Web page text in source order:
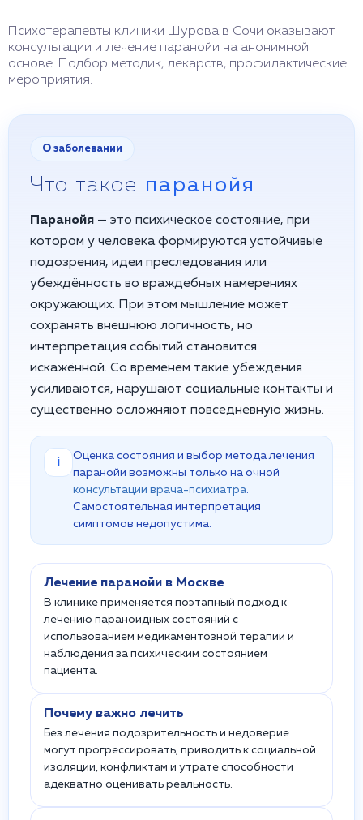
Психотерапевты клиники Шурова в Сочи оказывают
консультации и лечение паранойи на анонимной
основе. Подбор методик, лекарств, профилактические
мероприятия.
О заболевании
Что такое паранойя
Паранойя — это психическое состояние, при
котором у человека формируются устойчивые
подозрения, идеи преследования или
убеждённость во враждебных намерениях
окружающих. При этом мышление может
сохранять внешнюю логичность, но
интерпретация событий становится
искажённой. Со временем такие убеждения
усиливаются, нарушают социальные контакты и
существенно осложняют повседневную жизнь.
i
Оценка состояния и выбор метода лечения
паранойи возможны только на очной
консультации врача-психиатра.
Самостоятельная интерпретация
симптомов недопустима.
Лечение паранойи в Москве
В клинике применяется поэтапный подход к
лечению параноидных состояний с
использованием медикаментозной терапии и
наблюдения за психическим состоянием
пациента.
Почему важно лечить
Без лечения подозрительность и недоверие
могут прогрессировать, приводить к социальной
изоляции, конфликтам и утрате способности
адекватно оценивать реальность.